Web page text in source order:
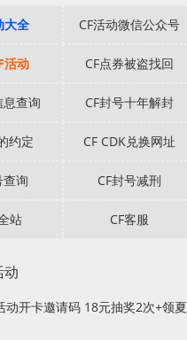
大全 CF活动微信公众号
活动 CF点券被盗找回
息查询 CF封号十年解封
约定 CF CDK兑换网址
查询 CF封号减刑
站 CF客服
动
动开卡邀请码 18元抽奖2次+领夏